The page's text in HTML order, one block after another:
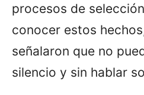
procesos de
conocer estos
señalaron que no
silencio y sin hablar